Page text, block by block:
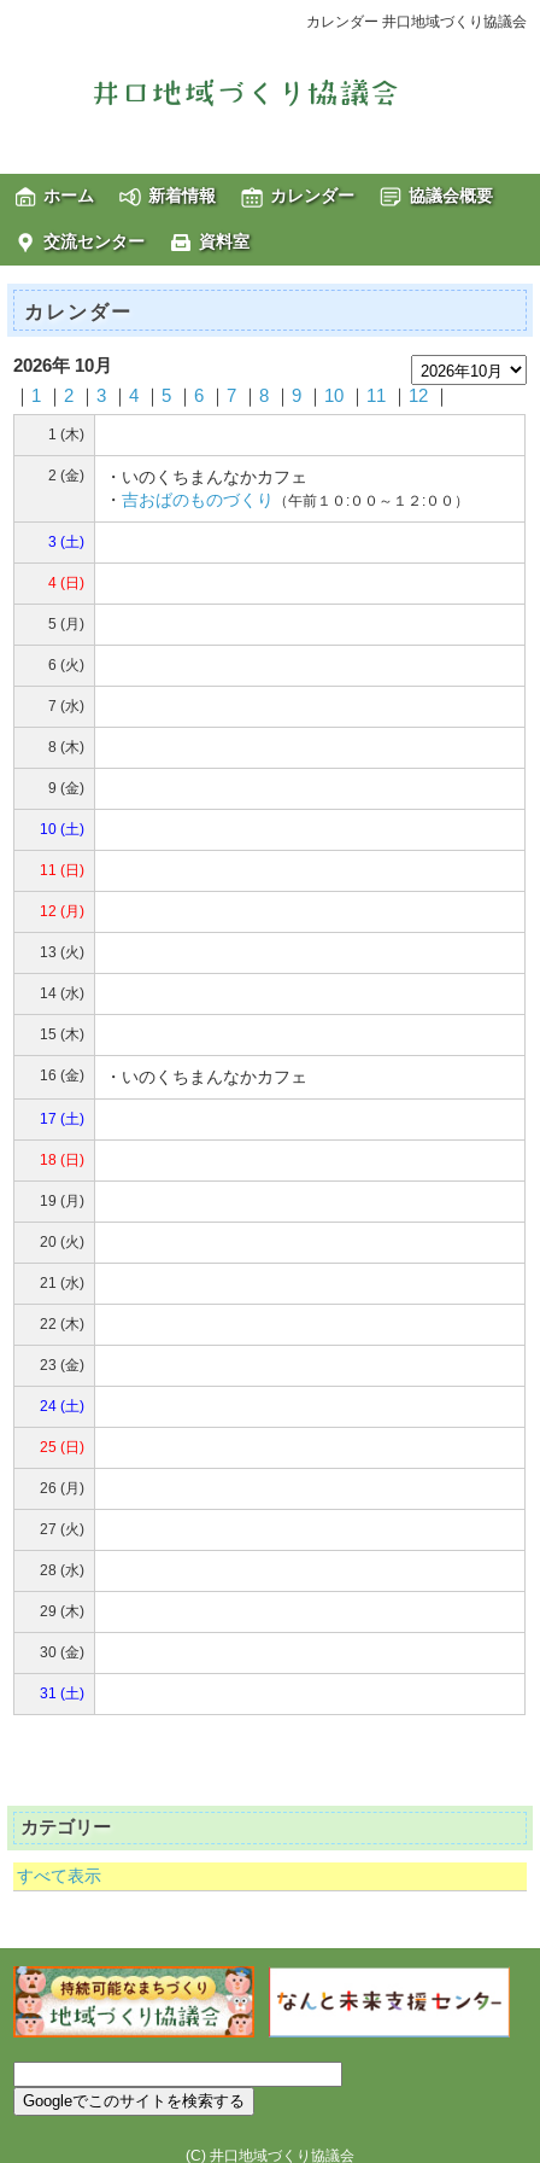
カレンダー 井口地域づくり協議会
ホーム 新着情報 カレンダー 協議会概要
交流センター 資料室
カレンダー
2026年 10月
1 2 ｜3 ｜4 ｜5 ｜6 ｜7 ｜8 ｜9 10 11 12
1 (木)
2 (金)
・いのくちまんなかカフェ
・吉おばのものづくり （午前１０:００～１２:００）
3 (土)
4 (日)
5 (月)
6 (火)
7 (水)
8 (木)
9 (金)
10 (土)
11 (日)
12 (月)
13 (火)
14 (水)
15 (木)
16 (金) ・いのくちまんなかカフェ
17 (土)
18 (日)
19 (月)
20 (火)
21 (水)
22 (木)
23 (金)
24 (土)
25 (日)
26 (月)
27 (火)
28 (水)
29 (木)
30 (金)
31 (土)
カテゴリー
すべて表示
(C) 井口地域づくり協議会